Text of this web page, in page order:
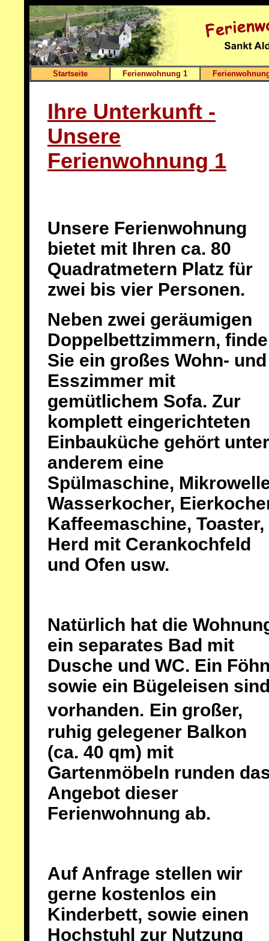
Startseite Ferienwohnung 1
Ihre Unterkunft -
Unsere
Ferienwohnung 1
Unsere Ferienwohnung
bietet mit Ihren ca. 80
Quadratmetern Platz für
zwei bis vier Personen.
Neben zwei geräumigen
Doppelbettzimmern,
Sie ein großes Wohn- und
Esszimmer mit
gemütlichem Sofa. Zur
komplett eingerichteten
Einbauküche gehört unter
anderem eine
Spülmaschine,
Wasserkocher,
Kaffeemaschine, Toaster,
Herd mit Cerankochfeld
und Ofen usw.
Natürlich hat die
ein separates Bad mit
Dusche und WC. Ein
sowie ein Bügeleisen
vorhanden. Ein großer,
ruhig gelegener Balkon
(ca. 40 qm) mit
Gartenmöbeln runden
Angebot dieser
Ferienwohnung ab.
Auf Anfrage stellen wir
gerne kostenlos ein
Kinderbett, sowie einen
Hochstuhl zur Nutzung